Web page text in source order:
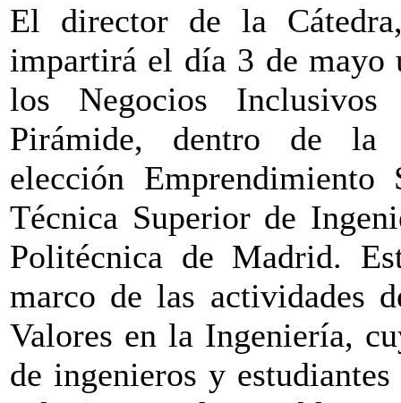
El director de la
impartirá el día 3 de mayo
los Negocios
Pirámide, dentro de la
elección
Técnica Superior de
Politécnica de Madrid.
marco de las actividades
Valores en la Ingeniería,
de ingenieros y